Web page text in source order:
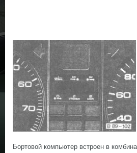
Бортовой компьютер встроен в